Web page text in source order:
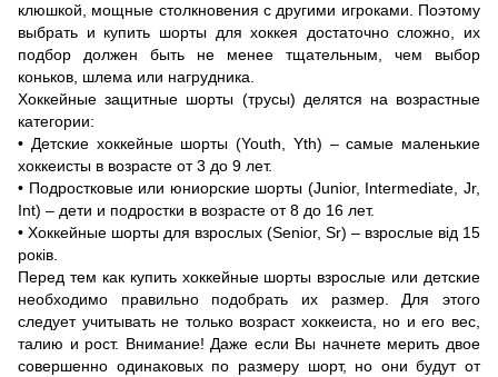
клюшкой, мощные столкновения с другими игроками. Поэтому
выбрать и купить шорты для хоккея достаточно сложно, их
подбор должен быть не менее тщательным, чем выбор
коньков, шлема или нагрудника.
Хоккейные защитные шорты (трусы) делятся на возрастные
категории:
• Детские хоккейные шорты (Youth, Yth) – самые маленькие
хоккеисты в возрасте от 3 до 9 лет.
• Подростковые или юниорские шорты (Junior, Intermediate, Jr,
Int) – дети и подростки в возрасте от 8 до 16 лет.
• Хоккейные шорты для взрослых (Senior, Sr) – взрослые від 15
років.
Перед тем как купить хоккейные шорты взрослые или детские
необходимо правильно подобрать их размер. Для этого
следует учитывать не только возраст хоккеиста, но и его вес,
талию и рост. Внимание! Даже если Вы начнете мерить двое
совершенно одинаковых по размеру шорт, но они будут от